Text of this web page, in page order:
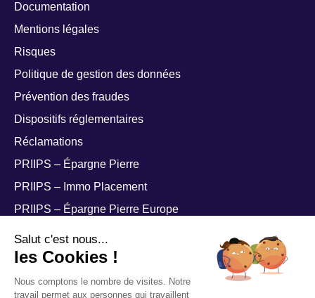
Documentation
Mentions légales
Risques
Politique de gestion des données
Prévention des fraudes
Dispositifs réglementaires
Réclamations
PRIIPS – Épargne Pierre
PRIIPS – Immo Placement
PRIIPS – Épargne Pierre Europe
Salut c'est nous...
les Cookies !
Nous comptons le nombre de visites. Notre
travail permet aux personnes qui travaillent